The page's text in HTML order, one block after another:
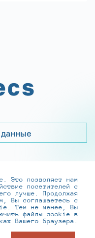
800-250-0-260
,hr@infotecs.ru
ул., 2Б строение 1
Это позволяет нам
посетителей с
лучше. Продолжая
Вы соглашаетесь с
Тем не менее, Вы
файлы cookie в
Вашего браузера.